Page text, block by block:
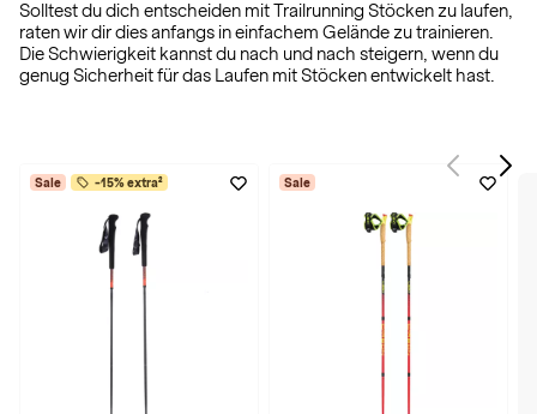
Solltest du dich entscheiden mit Trailrunning Stöcken zu laufen,
raten wir dir dies anfangs in einfachem Gelände zu trainieren.
Die Schwierigkeit kannst du nach und nach steigern, wenn du
genug Sicherheit für das Laufen mit Stöcken entwickelt hast.
Sale -15% extra² Sale